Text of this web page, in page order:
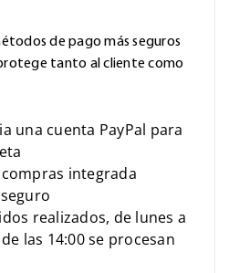
de pago más seguros
tanto al cliente como
una cuenta PayPal para
integrada
realizados, de lunes a
las 14:00 se procesan